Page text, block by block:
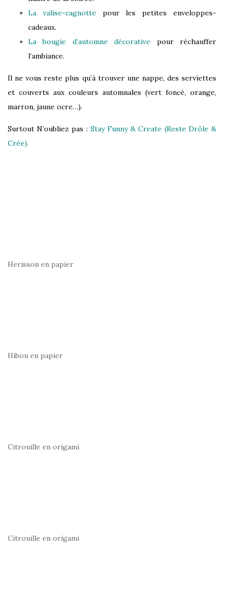
La valise-cagnotte pour les petites enveloppes-
cadeaux.
La bougie d’automne décorative pour réchauffer
l’ambiance.
Il ne vous reste plus qu’à trouver une nappe, des serviettes
et couverts aux couleurs automnales (vert foncé, orange,
marron, jaune ocre…).
Surtout N’oubliez pas : Stay Funny & Create (Reste Drôle &
Crée).
Herisson en papier
Hibou en papier
Citrouille en origami
Citrouille en origami